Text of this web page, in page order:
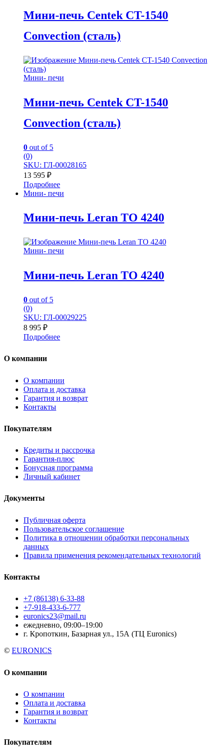
Мини-печь Centek CT-1540
Convection (сталь)
Мини- печи
Мини-печь Centek CT-1540
Convection (сталь)
0 out of 5
(0)
SKU: ГЛ-00028165
13 595 ₽
Подробнее
Мини- печи
Мини-печь Leran TO 4240
Мини- печи
Мини-печь Leran TO 4240
0 out of 5
(0)
SKU: ГЛ-00029225
8 995 ₽
Подробнее
О компании
О компании
Оплата и доставка
Гарантия и возврат
Контакты
Покупателям
Кредиты и рассрочка
Гарантия-плюс
Бонусная программа
Личный кабинет
Документы
Публичная оферта
Пользовательское соглашение
Политика в отношении обработки персональных
данных
Правила применения рекомендательных технологий
Контакты
+7 (86138) 6-33-88
+7-918-433-6-777
euronics23@mail.ru
ежедневно, 09:00–19:00
г. Кропоткин, Базарная ул., 15А (ТЦ Euronics)
© EURONICS
О компании
О компании
Оплата и доставка
Гарантия и возврат
Контакты
Покупателям